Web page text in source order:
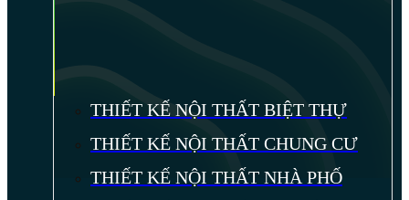
THIẾT KẾ NỘI THẤT BIỆT THỰ
THIẾT KẾ NỘI THẤT CHUNG CƯ
THIẾT KẾ NỘI THẤT NHÀ PHỐ